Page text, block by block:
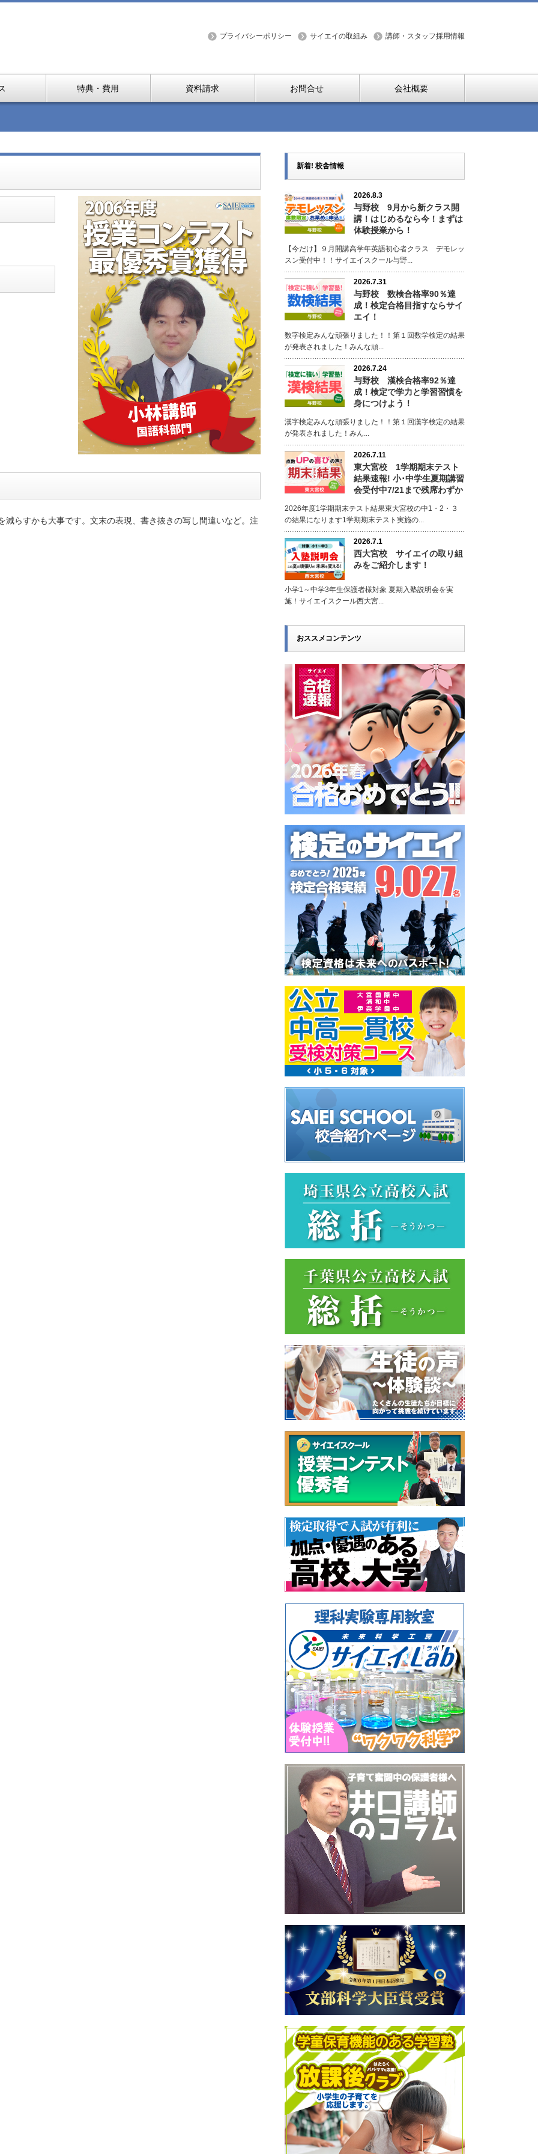
プライバシーポリシー サイエイの取組み 講師・スタッフ採用情報
特典・費用 資料請求 お問合せ 会社概要
減らすかも大事です。文末の表現、書き抜きの写し間違いなど。注
新着! 校舎情報
2026.8.3
与野校 9月から新クラス開
講！はじめるなら今！まずは
体験授業から！
【今だけ】９月開講高学年英語初心者クラス デモレッ
スン受付中！！サイエイスクール与野...
2026.7.31
与野校 数検合格率90％達
成！検定合格目指すならサイ
エイ！
数字検定みんな頑張りました！！第１回数学検定の結果
が発表されました！みんな頑...
2026.7.24
与野校 漢検合格率92％達
成！検定で学力と学習習慣を
身につけよう！
漢字検定みんな頑張りました！！第１回漢字検定の結果
が発表されました！みん...
2026.7.11
東大宮校 1学期期末テスト
結果速報! 小･中学生夏期講習
会受付中7/21まで残席わずか
2026年度1学期期末テスト結果東大宮校の中1・2・３
の結果になります1学期期末テスト実施の...
2026.7.1
西大宮校 サイエイの取り組
みをご紹介します！
小学1～中学3年生保護者様対象 夏期入塾説明会を実
施！サイエイスクール西大宮...
おススメコンテンツ